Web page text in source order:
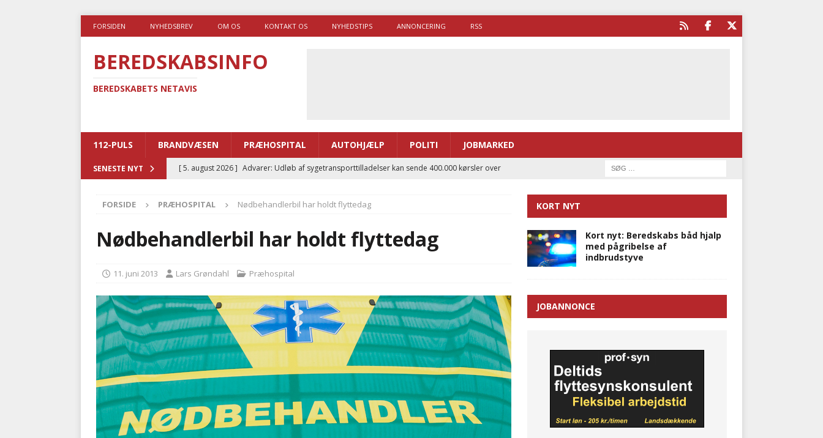
FORSIDEN NYHEDSBREV OM OS KONTAKT OS NYHEDSTIPS ANNONCERING RSS
BEREDSKABSINFO
BEREDSKABETS NETAVIS
112-PULS BRANDVÆSEN PRÆHOSPITAL AUTOHJÆLP POLITI JOBMARKED
SENESTE NYT [ 5. august 2026 ] Advarer: Udløb af sygetransporttilladelser kan sende 400.000 kørsler over
[ 5. august 2026 ] Ny ambulance og el-sygetransportvogn til Samsø
[ 4. august 2026 ]
Brandvæsenerne brugte lidt længere tid på at komme af sted i 2025
[ 4. august 2026 ] Ny treårig politiuddannelse skal ruste betjentene til mere kompleks
[ 6. august 2026 ] Brandvæsenernes gennemsnitlige responstid steg med 9 sekunder i 2025
BRANDVÆSEN
FORSIDE PRÆHOSPITAL Nødbehandlerbil har holdt flyttedag
Nødbehandlerbil har holdt flyttedag
11. juni 2013 Lars Grøndahl Præhospital
KORT NYT
Kort nyt: Beredskabs båd hjalp
med pågribelse af
indbrudstyve
JOBANNONCE